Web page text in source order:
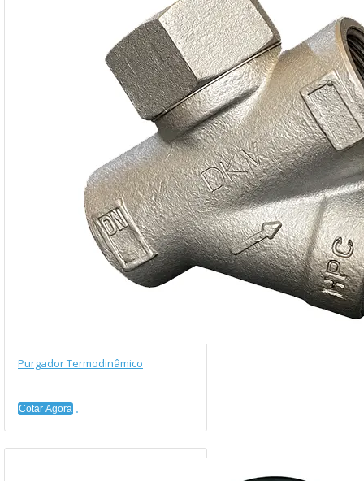
Purgador Termodinâmico
Cotar Agora